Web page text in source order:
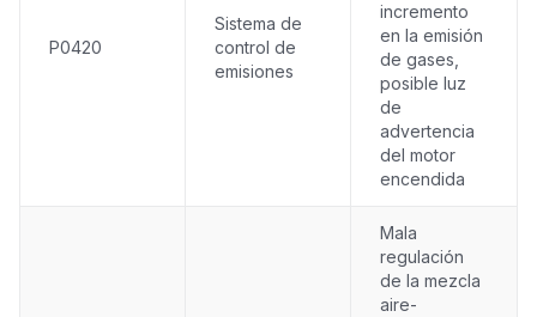
P0420
Sistema de
control de
emisiones
incremento
en la emisión
de gases,
posible luz
de
advertencia
del motor
encendida
Mala
regulación
de la mezcla
aire-